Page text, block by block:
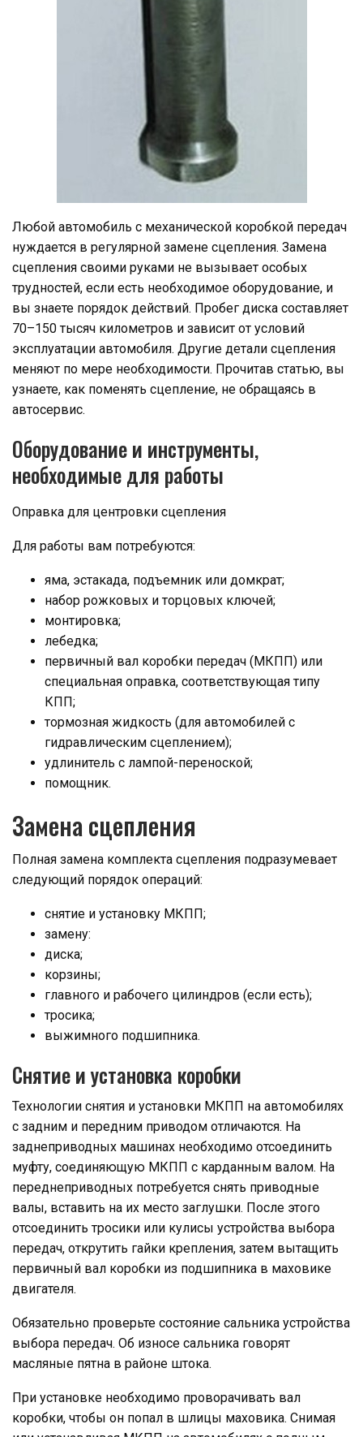
Любой автомобиль с механической коробкой передач
нуждается в регулярной замене сцепления. Замена
сцепления своими руками не вызывает особых
трудностей, если есть необходимое оборудование, и
вы знаете порядок действий. Пробег диска составляет
70–150 тысяч километров и зависит от условий
эксплуатации автомобиля. Другие детали сцепления
меняют по мере необходимости. Прочитав статью, вы
узнаете, как поменять сцепление, не обращаясь в
автосервис.
Оборудование и инструменты,
необходимые для работы
Оправка для центровки сцепления
Для работы вам потребуются:
яма, эстакада, подъемник или домкрат;
набор рожковых и торцовых ключей;
монтировка;
лебедка;
первичный вал коробки передач (МКПП) или
специальная оправка, соответствующая типу
КПП;
тормозная жидкость (для автомобилей с
гидравлическим сцеплением);
удлинитель с лампой-переноской;
помощник.
Замена сцепления
Полная замена комплекта сцепления подразумевает
следующий порядок операций:
снятие и установку МКПП;
замену:
диска;
корзины;
главного и рабочего цилиндров (если есть);
тросика;
выжимного подшипника.
Снятие и установка коробки
Технологии снятия и установки МКПП на автомобилях
с задним и передним приводом отличаются. На
заднеприводных машинах необходимо отсоединить
муфту, соединяющую МКПП с карданным валом. На
переднеприводных потребуется снять приводные
валы, вставить на их место заглушки. После этого
отсоединить тросики или кулисы устройства выбора
передач, открутить гайки крепления, затем вытащить
первичный вал коробки из подшипника в маховике
двигателя.
Обязательно проверьте состояние сальника устройства
выбора передач. Об износе сальника говорят
масляные пятна в районе штока.
При установке необходимо проворачивать вал
коробки, чтобы он попал в шлицы маховика. Снимая